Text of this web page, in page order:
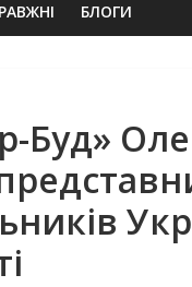
БЛОГИ
Буд»